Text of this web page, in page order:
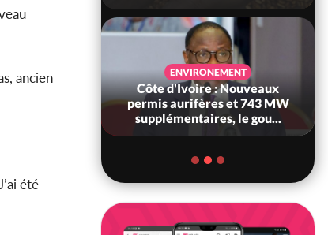
ancien
été
Réforme
ENVIRONEMENT
Côte d'Ivoire : Nouveaux
permis aurifères et 743 MW
supplémentaires, le gou...